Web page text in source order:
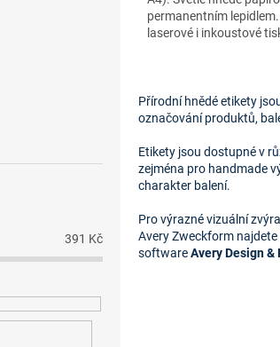
391 Kč
permanentním
laserové i inkoustové
Přírodní hnědé etikety
označování produktů,
Etikety jsou dostupné v
zejména pro handmade
charakter balení.
Pro výrazné vizuální
Avery Zweckform
softwareAvery Design &